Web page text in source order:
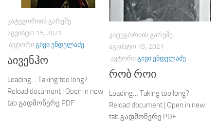
ᲙᲐᲢᲔᲒᲝᲠᲘᲘᲡ ᲒᲐᲠᲔᲨᲔ
ᲐᲒᲕᲘᲡᲢᲝ 15, 2021
ᲐᲕᲢᲝᲠᲘᲒᲘᲕᲘ ᲔᲜᲓᲔᲚᲐᲫᲔ
აივენჰო
Loading… Taking too long?
Reload document | Open in new
tab გადმოწერე PDF
ᲙᲐᲢᲔᲒᲝᲠᲘᲘᲡ ᲒᲐᲠᲔᲨᲔ
ᲐᲒᲕᲘᲡᲢᲝ 15, 2021
ᲐᲕᲢᲝᲠᲘᲒᲘᲕᲘ ᲔᲜᲓᲔᲚᲐᲫᲔ
რობ როი
Loading… Taking too long?
Reload document | Open in new
tab გადმოწერე PDF